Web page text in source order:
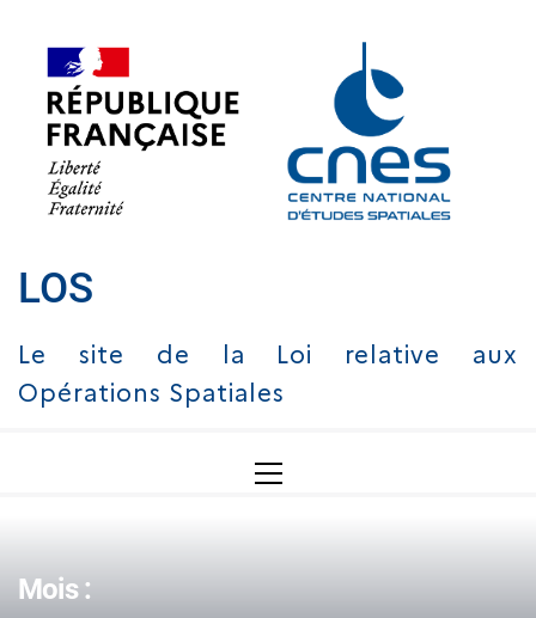
content
LOS
Le site de la Loi relative aux
Opérations Spatiales
Menu
Mois :